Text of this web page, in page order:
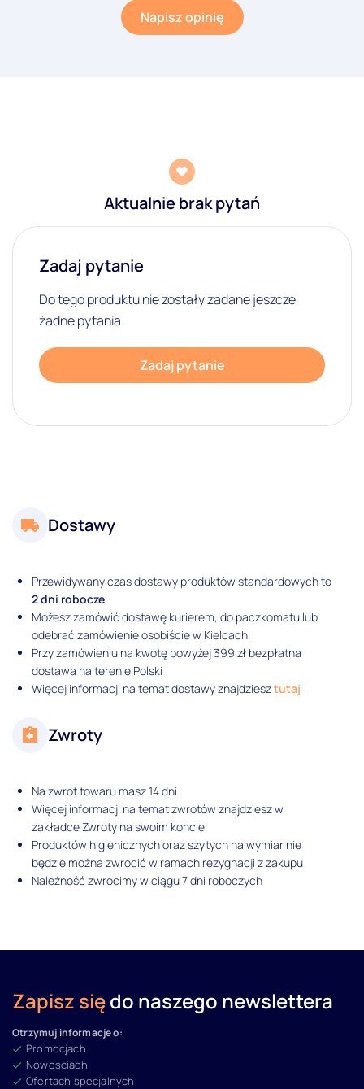
Napisz opinię
Aktualnie brak pytań
Zadaj pytanie
Do tego produktu nie zostały zadane jeszcze
żadne pytania.
Zadaj pytanie
Dostawy
Przewidywany czas dostawy produktów standardowych to
2 dni robocze
Możesz zamówić dostawę kurierem, do paczkomatu lub
odebrać zamówienie osobiście w Kielcach.
Przy zamówieniu na kwotę powyżej 399 zł bezpłatna
dostawa na terenie Polski
Więcej informacji na temat dostawy znajdziesztutaj
Zwroty
Na zwrot towaru masz 14 dni
Więcej informacji na temat zwrotów znajdziesz w
zakładce Zwroty na swoim koncie
Produktów higienicznych oraz szytych na wymiar nie
będzie można zwrócić w ramach rezygnacji z zakupu
Należność zwrócimy w ciągu 7 dni roboczych
Zapisz siędo naszego newslettera
Otrzymuj informacje o:
Promocjach
Nowościach
Ofertach specjalnych